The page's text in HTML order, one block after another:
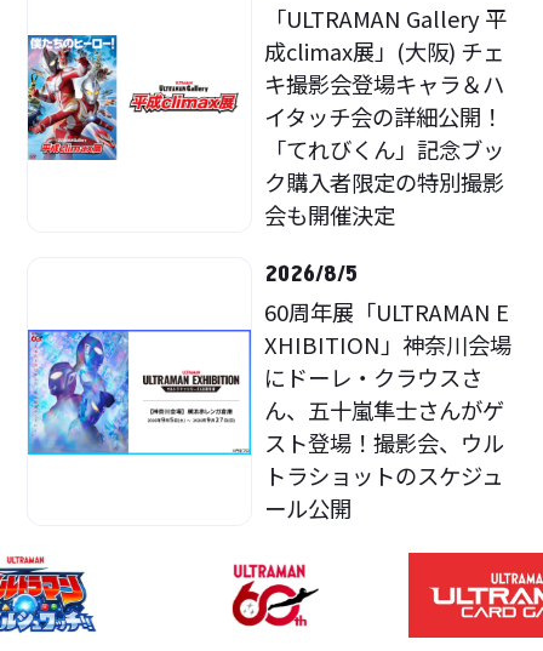
「ULTRAMAN Gallery 平
成climax展」(大阪) チェ
キ撮影会登場キャラ＆ハ
イタッチ会の詳細公開！
「てれびくん」記念ブッ
ク購入者限定の特別撮影
会も開催決定
2026/8/5
60周年展「ULTRAMAN E
XHIBITION」神奈川会場
にドーレ・クラウスさ
ん、五十嵐隼士さんがゲ
スト登場！撮影会、ウル
トラショットのスケジュ
ール公開